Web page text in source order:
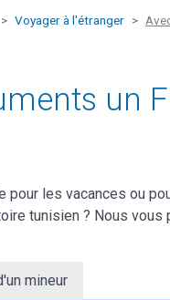
Voyager à l'étranger
un
pour les vacances ou
tunisien ? Nous
mineur